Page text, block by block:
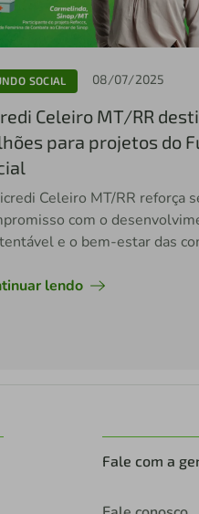
SOCIAL 08/07/2025
Celeiro MT/RR
para projetos do
Celeiro MT/RR reforça
com o
e o bem-estar das
do Fundo Social 2025
lendo
Fale com a